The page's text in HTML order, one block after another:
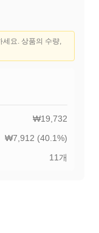
세요. 상품의 수량,
₩19,732
₩7,912 (40.1%)
11개